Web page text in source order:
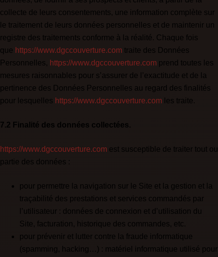
collecte de leurs consentements, une information complète sur
le traitement de leurs données personnelles et de maintenir un
registre des traitements conforme à la réalité. Chaque fois
que https://www.dgccouverture.com traite des Données
Personnelles, https://www.dgccouverture.com prend toutes les
mesures raisonnables pour s’assurer de l’exactitude et de la
pertinence des Données Personnelles au regard des finalités
pour lesquelles https://www.dgccouverture.com les traite.
7.2 Finalité des données collectées.
https://www.dgccouverture.com est susceptible de traiter tout ou
partie des données :
pour permettre la navigation sur le Site et la gestion et la
traçabilité des prestations et services commandés par
l’utilisateur : données de connexion et d’utilisation du
Site, facturation, historique des commandes, etc.
pour prévenir et lutter contre la fraude informatique
(spamming, hacking…) : matériel informatique utilisé pour